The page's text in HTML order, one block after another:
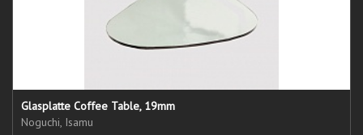
Glasplatte Coffee Table, 19mm
Noguchi, Isamu